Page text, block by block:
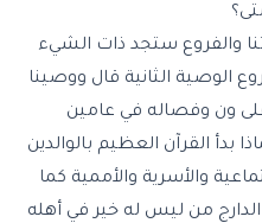
والفروع ستجد ذات الشيء
الوصية الثانية قال ووصينا
ون وفصاله في عامين
بدأ القرآن العظيم بالوالدين
والأسرية والأممية كما
الدارج من ليس له خير في أهله